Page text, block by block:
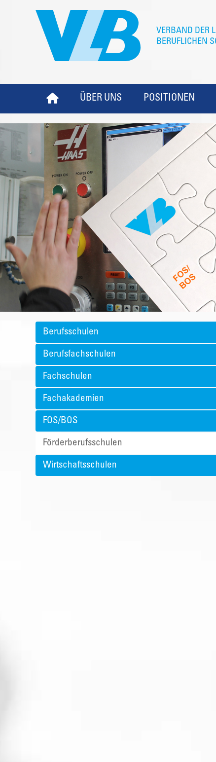
ÜBER UNS POSITIONEN
Berufsschulen
Berufsfachschulen
Fachschulen
Fachakademien
FOS/BOS
Förderberufsschulen
Wirtschaftsschulen